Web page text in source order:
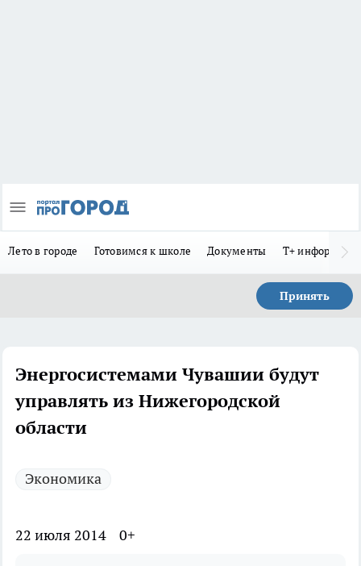
Лето в городе Готовимся к школе Документы Т+
Принять
Энергосистемами Чувашии будут
управлять из Нижегородской
области
Экономика
22 июля 2014 0+